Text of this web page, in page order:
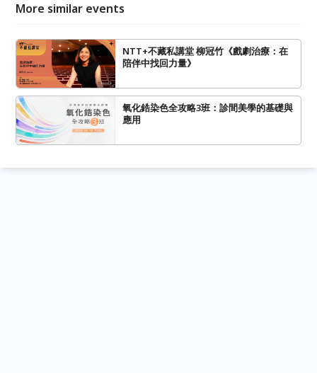
More similar events
NTT+不藏私講堂 柳冠竹《戲劇治療：在
陪伴中找回力量》
氧化鋯染色全攻略3班：診間美學的基礎與
應用